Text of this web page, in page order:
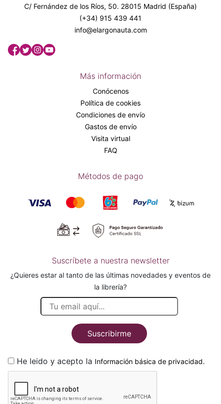
C/ Fernández de los Ríos, 50. 28015 Madrid (España)
(+34) 915 439 441
info@elargonauta.com
Más información
Conócenos
Política de cookies
Condiciones de envío
Gastos de envío
Visita virtual
FAQ
Métodos de pago
Suscríbete a nuestra newsletter
¿Quieres estar al tanto de las últimas novedades y eventos de
la librería?
Suscribirme
He leido y acepto la Información básica de privacidad.